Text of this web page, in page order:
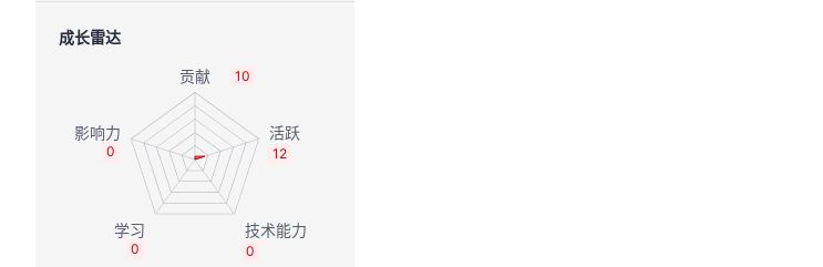
成长雷达
10
12
0
0
0